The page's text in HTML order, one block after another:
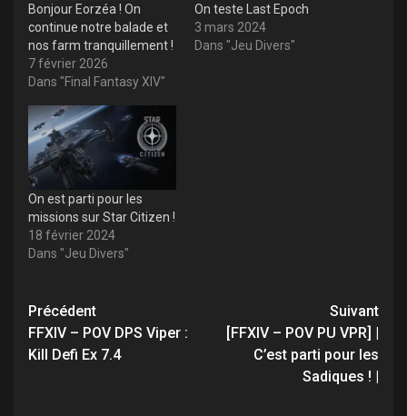
Bonjour Eorzéa ! On
continue notre balade et
nos farm tranquillement !
7 février 2026
Dans "Final Fantasy XIV"
On teste Last Epoch
3 mars 2024
Dans "Jeu Divers"
On est parti pour les
missions sur Star Citizen !
18 février 2024
Dans "Jeu Divers"
Navigation
d’article
Précédent
FFXIV – POV DPS Viper :
Kill Defi Ex 7.4
Suivant
[FFXIV – POV PU VPR] |
C’est parti pour les
Sadiques ! |